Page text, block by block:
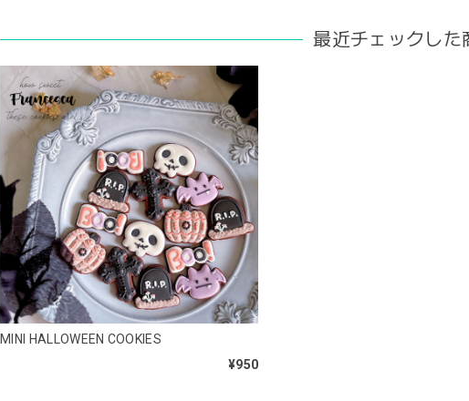
最近チェックした
MINI HALLOWEEN COOKIES
¥950